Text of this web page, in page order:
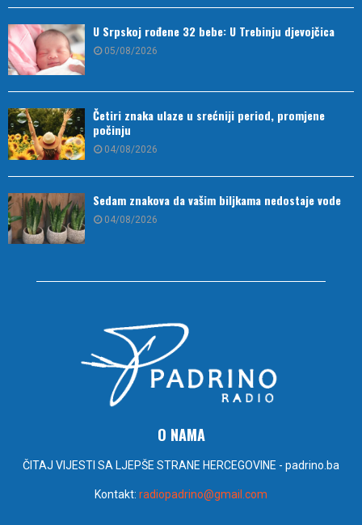
U Srpskoj rođene 32 bebe: U Trebinju djevojčica
05/08/2026
Četiri znaka ulaze u srećniji period, promjene
počinju
04/08/2026
Sedam znakova da vašim biljkama nedostaje vode
04/08/2026
O NAMA
ČITAJ VIJESTI SA LJEPŠE STRANE HERCEGOVINE - padrino.ba
Kontakt: radiopadrino@gmail.com